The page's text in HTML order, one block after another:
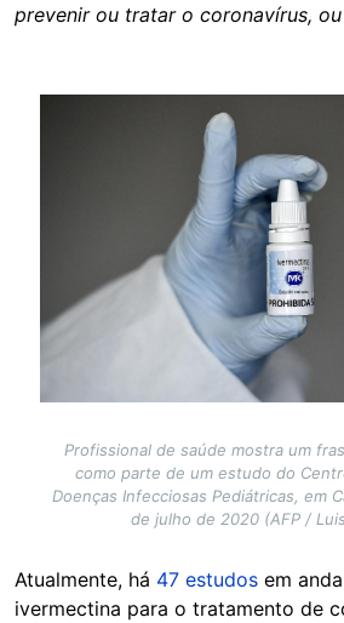
prevenir ou tratar o coronavírus,
Profissional de saúde mostra um
como parte de um estudo do
Doenças Infecciosas Pediátricas, em
de julho de 2020 (AFP /
Atualmente, há 47 estudos em
ivermectina para o tratamento de